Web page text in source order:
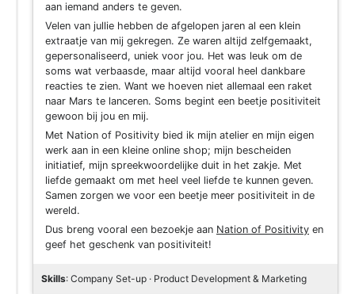
aan iemand anders te geven.
Velen van jullie hebben de afgelopen jaren al een klein
extraatje van mij gekregen. Ze waren altijd zelfgemaakt,
gepersonaliseerd, uniek voor jou. Het was leuk om de
soms wat verbaasde, maar altijd vooral heel dankbare
reacties te zien. Want we hoeven niet allemaal een raket
naar Mars te lanceren. Soms begint een beetje positiviteit
gewoon bij jou en mij.
Met Nation of Positivity bied ik mijn atelier en mijn eigen
werk aan in een kleine online shop; mijn bescheiden
initiatief, mijn spreekwoordelijke duit in het zakje. Met
liefde gemaakt om met heel veel liefde te kunnen geven.
Samen zorgen we voor een beetje meer positiviteit in de
wereld.
Dus breng vooral een bezoekje aan Nation of Positivity en
geef het geschenk van positiviteit!
Skills: Company Set-up · Product Development & Marketing